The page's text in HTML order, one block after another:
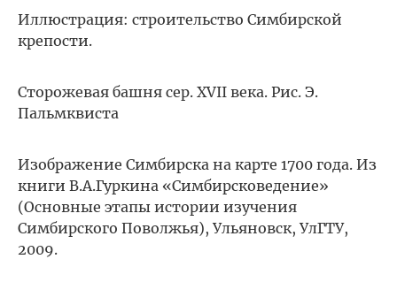
Иллюстрация: строительство Симбирской
крепости.
Сторожевая башня сер. XVII века. Рис. Э.
Пальмквиста
Изображение Симбирска на карте 1700 года. Из
книги В.А.Гуркина «Симбирсковедение»
(Основные этапы истории изучения
Симбирского Поволжья), Ульяновск, УлГТУ,
2009.